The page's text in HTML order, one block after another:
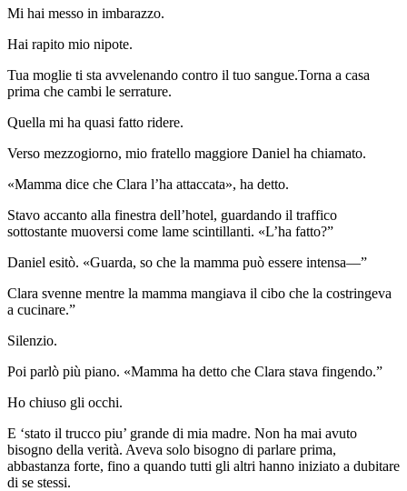
Mi hai messo in imbarazzo.
Hai rapito mio nipote.
Tua moglie ti sta avvelenando contro il tuo sangue.Torna a casa
prima che cambi le serrature.
Quella mi ha quasi fatto ridere.
Verso mezzogiorno, mio fratello maggiore Daniel ha chiamato.
«Mamma dice che Clara l’ha attaccata», ha detto.
Stavo accanto alla finestra dell’hotel, guardando il traffico
sottostante muoversi come lame scintillanti. «L’ha fatto?”
Daniel esitò. «Guarda, so che la mamma può essere intensa—”
Clara svenne mentre la mamma mangiava il cibo che la costringeva
a cucinare.”
Silenzio.
Poi parlò più piano. «Mamma ha detto che Clara stava fingendo.”
Ho chiuso gli occhi.
E ‘stato il trucco piu’ grande di mia madre. Non ha mai avuto
bisogno della verità. Aveva solo bisogno di parlare prima,
abbastanza forte, fino a quando tutti gli altri hanno iniziato a dubitare
di se stessi.